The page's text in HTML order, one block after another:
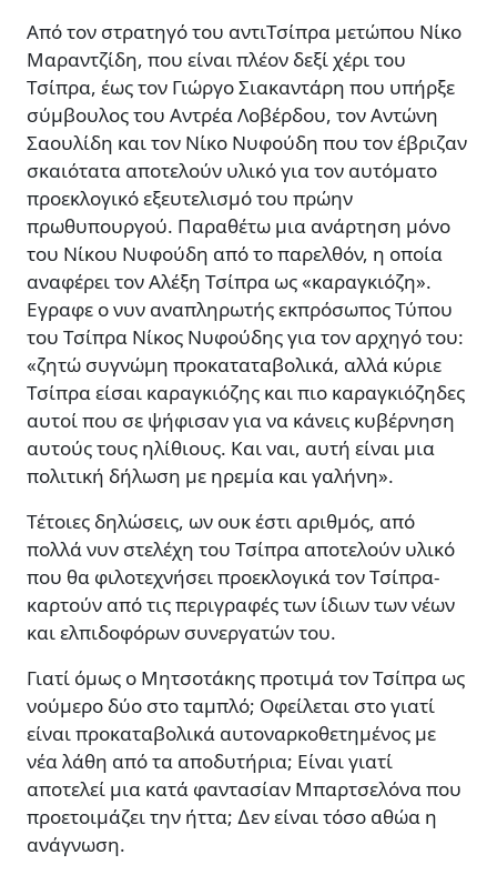
Από τον στρατηγό του αντιΤσίπρα µετώπου Νίκο
Μαραντζίδη, που είναι πλέον δεξί χέρι του
Τσίπρα, έως τον Γιώργο Σιακαντάρη που υπήρξε
σύµβουλος του Αντρέα Λοβέρδου, τον Αντώνη
Σαουλίδη και τον Νίκο Νυφούδη που τον έβριζαν
σκαιότατα αποτελούν υλικό για τον αυτόµατο
προεκλογικό εξευτελισµό του πρώην
πρωθυπουργού. Παραθέτω µια ανάρτηση µόνο
του Νίκου Νυφούδη από το παρελθόν, η οποία
αναφέρει τον Αλέξη Τσίπρα ως «καραγκιόζη».
Εγραφε ο νυν αναπληρωτής εκπρόσωπος Τύπου
του Τσίπρα Νίκος Νυφούδης για τον αρχηγό του:
«ζητώ συγνώµη προκαταταβολικά, αλλά κύριε
Τσίπρα είσαι καραγκιόζης και πιο καραγκιόζηδες
αυτοί που σε ψήφισαν για να κάνεις κυβέρνηση
αυτούς τους ηλίθιους. Και ναι, αυτή είναι µια
πολιτική δήλωση µε ηρεµία και γαλήνη».
Τέτοιες δηλώσεις, ων ουκ έστι αριθµός, από
πολλά νυν στελέχη του Τσίπρα αποτελούν υλικό
που θα φιλοτεχνήσει προεκλογικά τον Τσίπρα-
καρτούν από τις περιγραφές των ίδιων των νέων
και ελπιδοφόρων συνεργατών του.
Γιατί όµως ο Μητσοτάκης προτιµά τον Τσίπρα ως
νούµερο δύο στο ταµπλό; Οφείλεται στο γιατί
είναι προκαταβολικά αυτοναρκοθετηµένος µε
νέα λάθη από τα αποδυτήρια; Είναι γιατί
αποτελεί µια κατά φαντασίαν Μπαρτσελόνα που
προετοιµάζει την ήττα; ∆εν είναι τόσο αθώα η
ανάγνωση.